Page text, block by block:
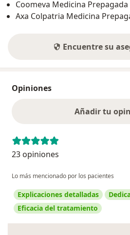
Coomeva Medicina Prepagada
Axa Colpatria Medicina
Encuentre su
Opiniones
Añadir tu
23 opiniones
Lo más mencionado por los pacientes
Explicaciones detalladas
Eficacia del tratamiento